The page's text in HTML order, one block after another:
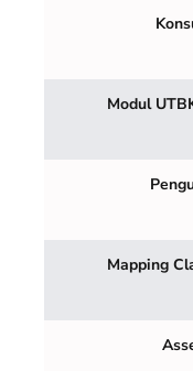
Modul
Mapping